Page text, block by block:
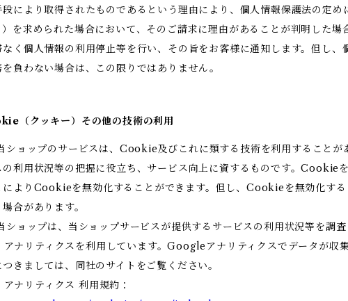
により取得されたものであるという理由により、個人情報保護法の定
）を求められた場合において、そのご請求に理由があることが判明した
く個人情報の利用停止等を行い、その旨をお客様に通知します。但し
負わない場合は、この限りではありません。
（クッキー）その他の技術の利用
ショップのサービスは、Cookie及びこれに類する技術を利用すること
の利用状況等の把握に役立ち、サービス向上に資するものです。Cookie
によりCookieを無効化することができます。但し、Cookieを無効化す
合があります。
ショップは、当ショップサービスが提供するサービスの利用状況等を
ナリティクスを利用しています。Googleアナリティクスでデータが収
きましては、同社のサイトをご覧ください。
ナリティクス 利用規約：